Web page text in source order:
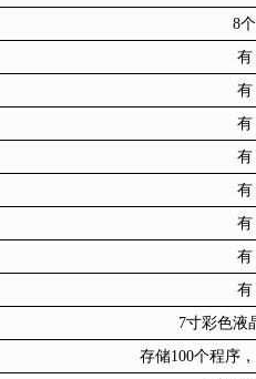
8个
有
有
有
有
有
有
有
有
7寸彩色液
存储100个程序